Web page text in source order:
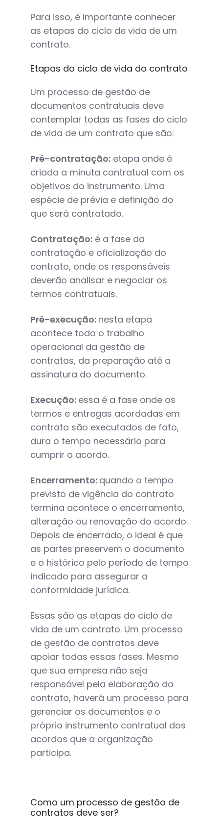
Para isso, é importante conhecer
as etapas do ciclo de vida de um
contrato.
Etapas do ciclo de vida do contrato
Um processo de gestão de
documentos contratuais deve
contemplar todas as fases do ciclo
de vida de um contrato que são:
Pré-contratação: etapa onde é
criada a minuta contratual com os
objetivos do instrumento. Uma
espécie de prévia e definição do
que será contratado.
Contratação: é a fase da
contratação e oficialização do
contrato, onde os responsáveis
deverão analisar e negociar os
termos contratuais.
Pré-execução: nesta etapa
acontece todo o trabalho
operacional da gestão de
contratos, da preparação até a
assinatura do documento.
Execução: essa é a fase onde os
termos e entregas acordadas em
contrato são executados de fato,
dura o tempo necessário para
cumprir o acordo.
Encerramento: quando o tempo
previsto de vigência do contrato
termina acontece o encerramento,
alteração ou renovação do acordo.
Depois de encerrado, o ideal é que
as partes preservem o documento
e o histórico pelo período de tempo
indicado para assegurar a
conformidade jurídica.
Essas são as etapas do ciclo de
vida de um contrato. Um processo
de gestão de contratos deve
apoiar todas essas fases. Mesmo
que sua empresa não seja
responsável pela elaboração do
contrato, haverá um processo para
gerenciar os documentos e o
próprio instrumento contratual dos
acordos que a organização
participa.
Como um processo de gestão de
contratos deve ser?